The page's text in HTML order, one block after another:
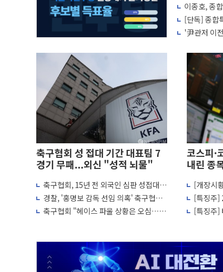
이종호, 종
[단독] 종합
'尹관저 이
축구협회 성 접대 기간 대표팀 7
경기 무패...외신 "성적 뇌물"
축구협회, 15년 전 외국인 심판 성접대
의혹...월드컵·올림픽 예선도 포함
경찰, '홍명보 감독 선임 의혹' 축구협회
압수수색
축구협회 "헤이스 파울 상황은 오심…역
코스피·
내린 종
[개장시
피, 장 초
[특징주]
사 일제
[특징주]
李대통령, 진급 장성들에게 "내란으로
우리자산운용, MMF 순자산 30조 돌파…
TBH글로벌, 상반기 매출 1006억원…전
건설 불황 속 내실 다진 한샘…B2B 확장
"내년 메모리 물량 동났다"…선수금 내걸